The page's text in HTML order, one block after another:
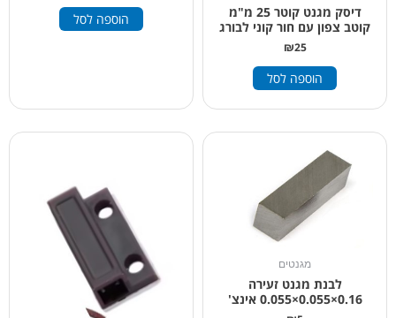
דיסק מגנט קוטר 25 מ"מ
קוטב צפון עם חור קוני לבורג
₪25
הוספה לסל
הוספה לסל
מגנטים
לבנת מגנט זעירה
0.16×0.055×0.055 אינצ'